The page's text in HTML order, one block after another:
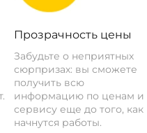
Прозрачность цены
Забудьте о неприятных
сюрпризах: вы сможете
получить всю
информацию по ценам и
сервису еще до того, как
начнутся работы.